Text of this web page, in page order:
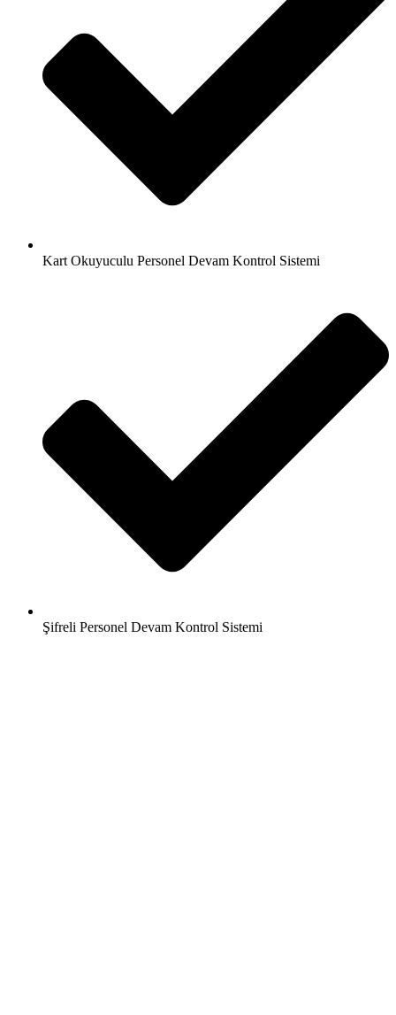
Kart Okuyuculu Personel Devam Kontrol Sistemi
Şifreli Personel Devam Kontrol Sistemi